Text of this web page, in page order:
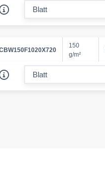
150
g/m²